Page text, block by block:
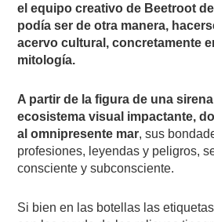
el equipo creativo de Beetroot
podía ser de otra manera,
acervo cultural, concretamente
mitología.
A partir de la figura de una
ecosistema visual impactante,
al omnipresente mar, sus
profesiones, leyendas y peligros,
consciente y subconsciente.
Si bien en las botellas las